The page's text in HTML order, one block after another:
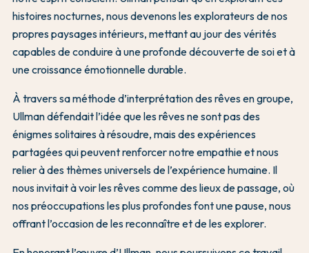
histoires nocturnes, nous devenons les explorateurs de nos
propres paysages intérieurs, mettant au jour des vérités
capables de conduire à une profonde découverte de soi et à
une croissance émotionnelle durable.
À travers sa méthode d’interprétation des rêves en groupe,
Ullman défendait l’idée que les rêves ne sont pas des
énigmes solitaires à résoudre, mais des expériences
partagées qui peuvent renforcer notre empathie et nous
relier à des thèmes universels de l’expérience humaine. Il
nous invitait à voir les rêves comme des lieux de passage, où
nos préoccupations les plus profondes font une pause, nous
offrant l’occasion de les reconnaître et de les explorer.